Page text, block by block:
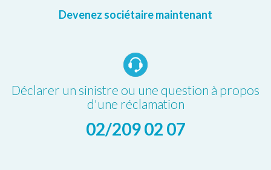
Devenez sociétaire maintenant
Déclarer un sinistre ou une question à propos
d'une réclamation
02/209 02 07